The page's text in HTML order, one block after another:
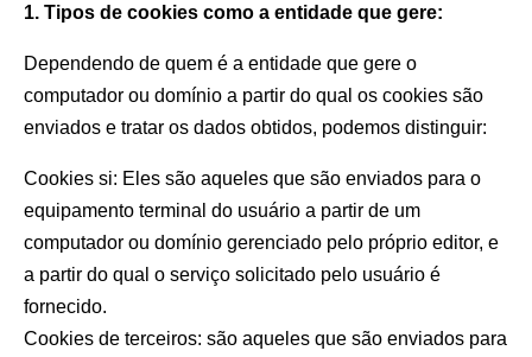
1. Tipos de cookies como a entidade que gere:
Dependendo de quem é a entidade que gere o
computador ou domínio a partir do qual os cookies são
enviados e tratar os dados obtidos, podemos distinguir:
Cookies si: Eles são aqueles que são enviados para o
equipamento terminal do usuário a partir de um
computador ou domínio gerenciado pelo próprio editor, e
a partir do qual o serviço solicitado pelo usuário é
fornecido.
Cookies de terceiros: são aqueles que são enviados para